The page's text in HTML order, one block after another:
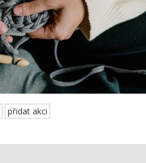
přidat akci